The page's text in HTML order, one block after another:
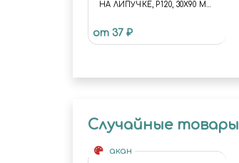
НА ЛИПУЧКЕ, P120, 30X90 ММ,
от 37 ₽
Случайные товары
акан